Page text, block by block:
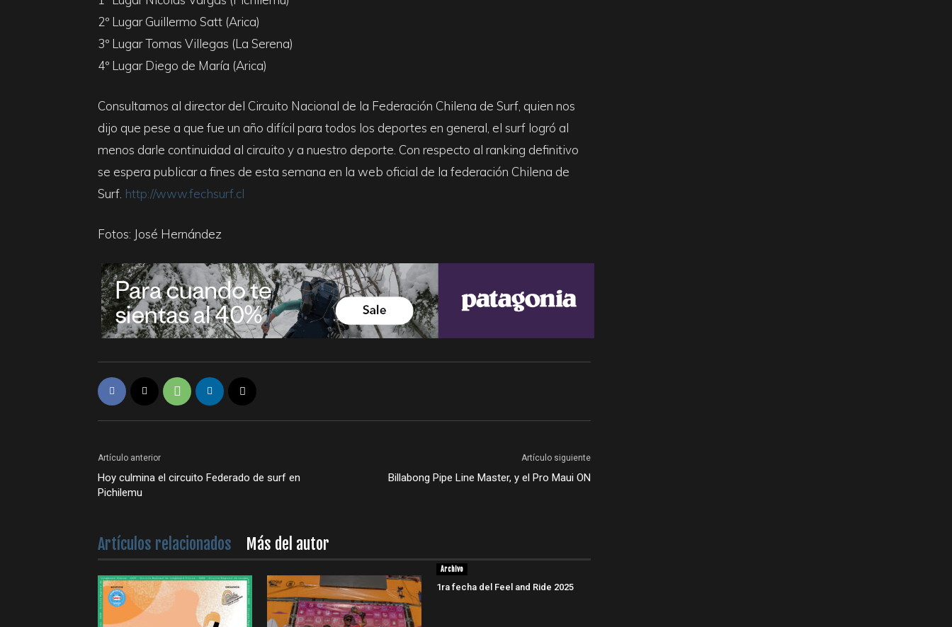
2º Lugar Guillermo Satt (Arica)
3º Lugar Tomas Villegas (La Serena)
4º Lugar Diego de María (Arica)
Consultamos al director del Circuito Nacional de la Federación Chilena de Surf , quien nos
dijo que pese a que fue un año difícil para todos los deportes en general, el surf logró al
menos darle continuidad al circuito y a nuestro deporte. Con respecto al ranking definitivo
se espera publicar a fines de esta semana en la web oficial de la federación Chilena de
Surf http://www.fechsurf.cl
Fotos: José Hernández
Artículo anterior
Hoy culmina el circuito Federado de surf en
Pichilemu
Artículo siguiente
Billabong Pipe Line Master, y el Pro Maui ON
Artículos relacionados Más del autor
Archivo
1ra fecha del Feel and Ride 2025